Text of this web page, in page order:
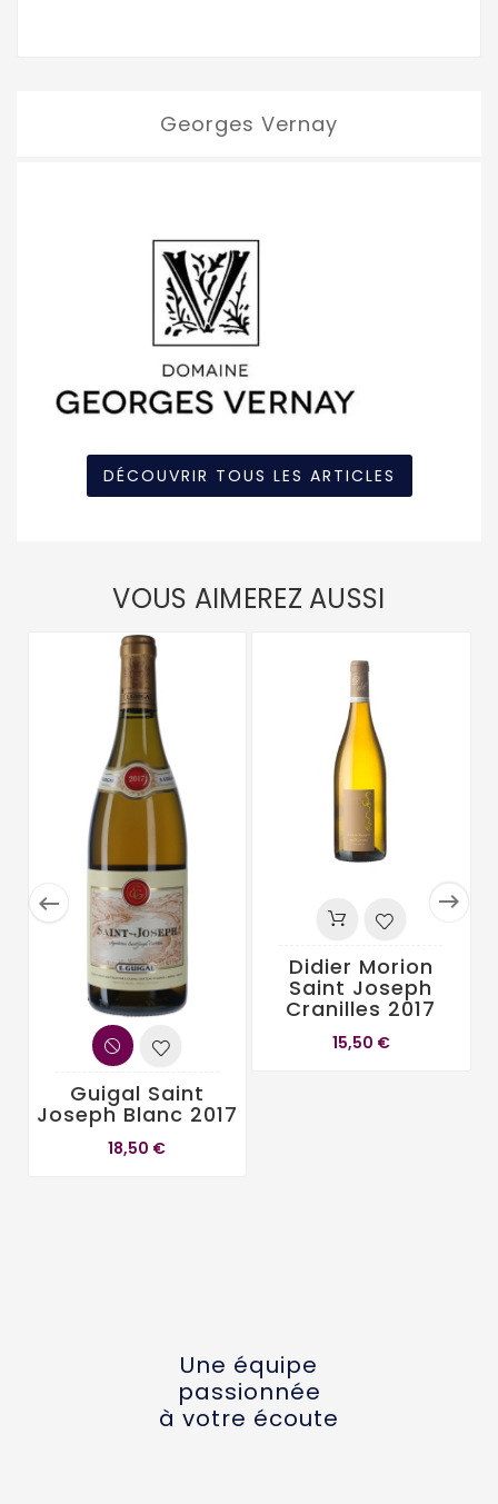
Georges Vernay
DÉCOUVRIR TOUS LES ARTICLES
VOUS AIMEREZ AUSSI
 
Guigal Saint
Joseph Blanc 2017
18,50 €
Didier Morion
Saint Joseph
Cranilles 2017
15,50 €
Une équipe
passionnée
à votre écoute